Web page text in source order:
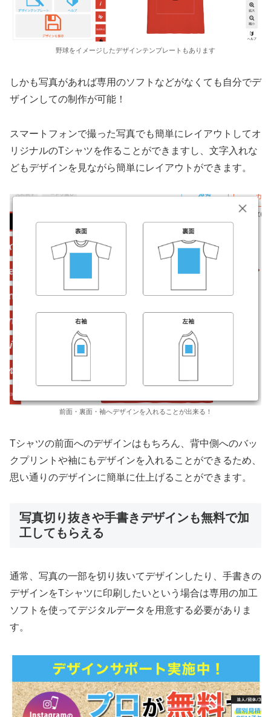
野球をイメージしたデザインテンプレートもあります
しかも写真があれば専用のソフトなどがなくても自分でデ
ザインしての制作が可能！
スマートフォンで撮った写真でも簡単にレイアウトしてオ
リジナルのTシャツを作ることができますし、文字入れな
どもデザインを見ながら簡単にレイアウトができます。
前面・裏面・袖へデザインを入れることが出来る！
Tシャツの前面へのデザインはもちろん、背中側へのバッ
クプリントや袖にもデザインを入れることができるため、
思い通りのデザインに簡単に仕上げることができます。
写真切り抜きや手書きデザインも無料で加
工してもらえる
通常、写真の一部を切り抜いてデザインしたり、手書きの
デザインをTシャツに印刷したいという場合は専用の加工
ソフトを使ってデジタルデータを用意する必要がありま
す。